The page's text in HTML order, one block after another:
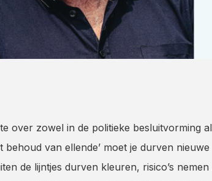
over zowel in de politieke besluitvorming
van ellende’ moet je durven nieuwe
de lijntjes durven kleuren, risico’s